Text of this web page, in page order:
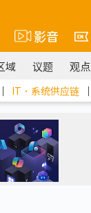
影音
域 议题 观点
｜ IT．系统供应链 ｜